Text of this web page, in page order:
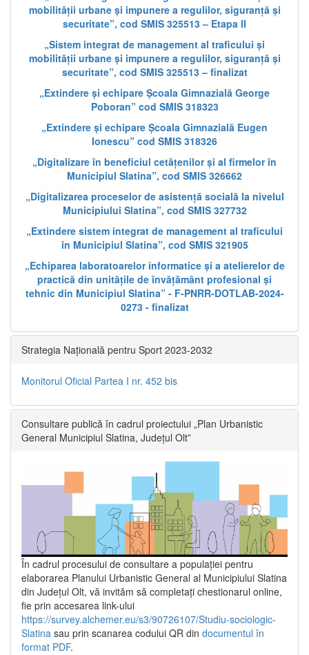
mobilității urbane și impunere a regulilor, siguranță și
securitate”, cod SMIS 325513 – Etapa II
„Sistem integrat de management al traficului și
mobilității urbane și impunere a regulilor, siguranță și
securitate”, cod SMIS 325513 – finalizat
„Extindere și echipare Școala Gimnazială George
Poboran” cod SMIS 318323
„Extindere și echipare Școala Gimnazială Eugen
Ionescu” cod SMIS 318326
„Digitalizare în beneficiul cetățenilor și al firmelor în
Municipiul Slatina”, cod SMIS 326662
„Digitalizarea proceselor de asistență socială la nivelul
Municipiului Slatina”, cod SMIS 327732
„Extindere sistem integrat de management al traficului
în Municipiul Slatina”, cod SMIS 321905
„Echiparea laboratoarelor informatice și a atelierelor de
practică din unitățile de învățământ profesional și
tehnic din Municipiul Slatina” - F-PNRR-DOTLAB-2024-
0273 - finalizat
Strategia Națională pentru Sport 2023-2032
Monitorul Oficial Partea I nr. 452 bis
Consultare publică în cadrul proiectului „Plan Urbanistic
General Municipiul Slatina, Județul Olt”
În cadrul procesului de consultare a populaţiei pentru
elaborarea Planului Urbanistic General al Municipiului Slatina
din Județul Olt, vă invităm să completați chestionarul online,
fie prin accesarea link-ului
https://survey.alchemer.eu/s3/90726107/Studiu-sociologic-
Slatina sau prin scanarea codului QR din documentul în
format PDF.